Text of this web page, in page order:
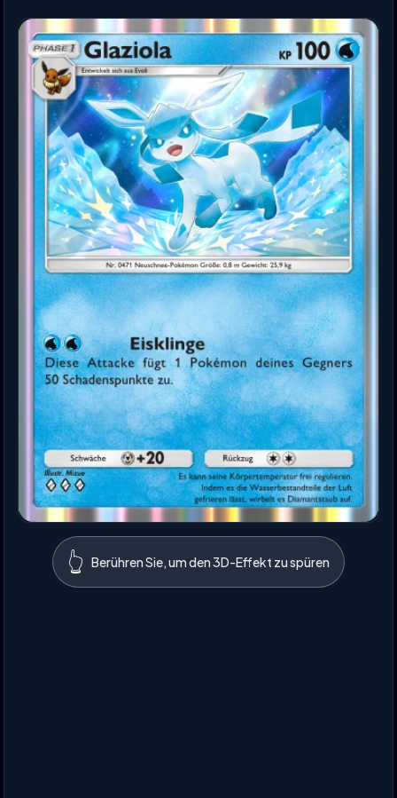
👆 Berühren Sie, um den 3D-Effekt zu spüren